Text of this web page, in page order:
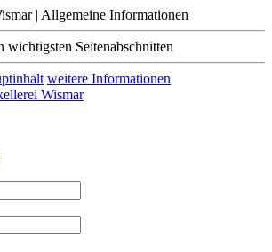
| Allgemeine Informationen
wichtigsten Seitenabschnitten
weitere Informationen